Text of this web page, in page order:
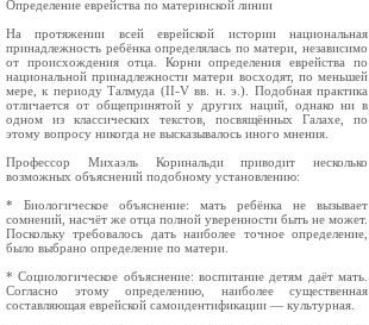
Определение еврейства по материнской линии
На протяжении всей еврейской истории национальная
принадлежность ребёнка определялась по матери, независимо
от происхождения отца. Корни определения еврейства по
национальной принадлежности матери восходят, по меньшей
мере, к периоду Талмуда (II-V вв. н. э.). Подобная практика
отличается от общепринятой у других наций, однако ни в
одном из классических текстов, посвящённых Галахе, по
этому вопросу никогда не высказывалось иного мнения.
Профессор Михаэль Коринальди приводит несколько
возможных объяснений подобному установлению:
* Биологическое объяснение: мать ребёнка не вызывает
сомнений, насчёт же отца полной уверенности быть не может.
Поскольку требовалось дать наиболее точное определение,
было выбрано определение по матери.
* Социологическое объяснение: воспитание детям даёт мать.
Согласно этому определению, наиболее существенная
составляющая еврейской самоидентификации — культурная.